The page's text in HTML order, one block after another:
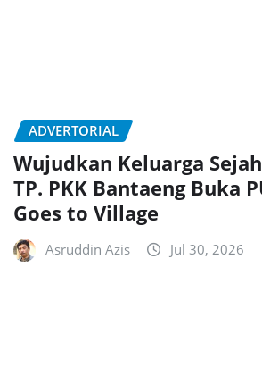
ADVERTORIAL
Wujudkan Keluarga
TP. PKK Bantaeng Buka
Goes to Village
Asruddin Azis Jul 30, 2026